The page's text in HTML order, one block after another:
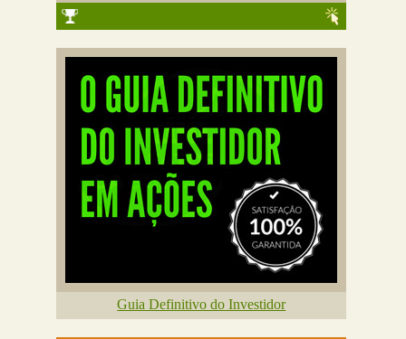
Guia Definitivo do Investidor